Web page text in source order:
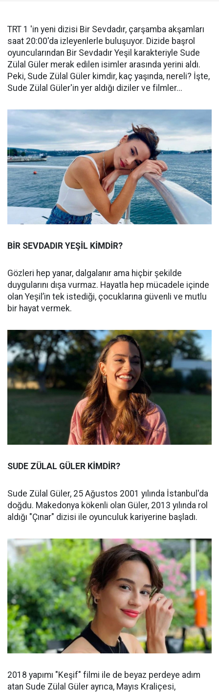
TRT 1 'in yeni dizisi Bir Sevdadır, çarşamba akşamları
saat 20:00'da izleyenlerle buluşuyor. Dizide başrol
oyuncularından Bir Sevdadır Yeşil karakteriyle Sude
Zülal Güler merak edilen isimler arasında yerini aldı.
Peki, Sude Zülal Güler kimdir, kaç yaşında, nereli? İşte,
Sude Zülal Güler'in yer aldığı diziler ve filmler...
BİR SEVDADIR YEŞİL KİMDİR?
Gözleri hep yanar, dalgalanır ama hiçbir şekilde
duygularını dışa vurmaz. Hayatla hep mücadele içinde
olan Yeşil’in tek istediği, çocuklarına güvenli ve mutlu
bir hayat vermek.
SUDE ZÜLAL GÜLER KİMDİR?
Sude Zülal Güler, 25 Ağustos 2001 yılında İstanbul'da
doğdu. Makedonya kökenli olan Güler, 2013 yılında rol
aldığı "Çınar" dizisi ile oyunculuk kariyerine başladı.
2018 yapımı "Keşif" filmi ile de beyaz perdeye adım
atan Sude Zülal Güler ayrıca, Mayıs Kraliçesi,